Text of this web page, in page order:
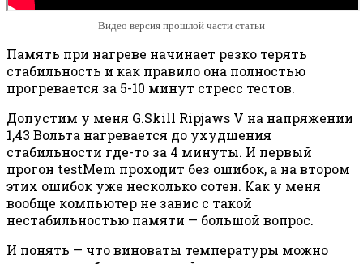
Видео версия прошлой части статьи
Память при нагреве начинает резко терять
стабильность и как правило она полностью
прогревается за 5-10 минут стресс тестов.
Допустим у меня G.Skill Ripjaws V на напряжении
1,43 Вольта нагревается до ухудшения
стабильности где-то за 4 минуты. И первый
прогон testMem проходит без ошибок, а на втором
этих ошибок уже несколько сотен. Как у меня
вообще компьютер не завис с такой
нестабильностью памяти — большой вопрос.
И понять — что виноваты температуры можно